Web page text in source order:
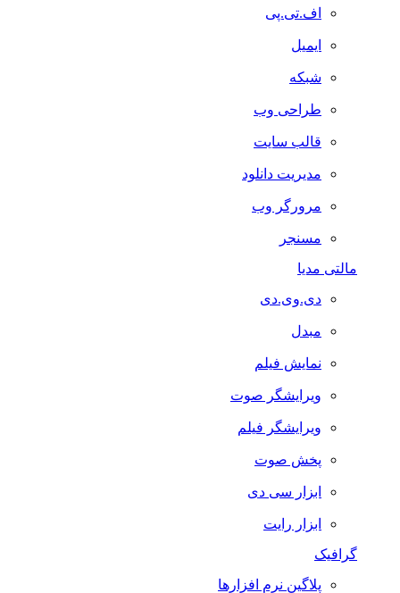
اف.تی.پی
ایمیل
شبکه
طراحی وب
قالب سایت
مدیریت دانلود
مرورگر وب
مسنجر
مالتی مدیا
دی.وی.دی
مبدل
نمایش فیلم
ویرایشگر صوت
ویرایشگر فیلم
پخش صوت
ابزار سی دی
ابزار رایت
گرافیک
پلاگین نرم افزارها